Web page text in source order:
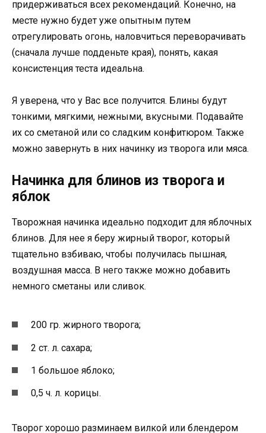
придерживаться всех рекомендаций. Конечно, на
месте нужно будет уже опытным путем
отрегулировать огонь, наловчиться переворачивать
(сначала лучше подденьте края), понять, какая
консистенция теста идеальна.
Я уверена, что у Вас все получится. Блины будут
тонкими, мягкими, нежными, вкусными. Подавайте
их со сметаной или со сладким конфитюром. Также
можно завернуть в них начинку из творога или мяса.
Начинка для блинов из творога и
яблок
Творожная начинка идеально подходит для яблочных
блинов. Для нее я беру жирный творог, который
тщательно взбиваю, чтобы получилась пышная,
воздушная масса. В него также можно добавить
немного сметаны или сливок.
200 гр. жирного творога;
2 ст. л. сахара;
1 большое яблоко;
0,5 ч. л. корицы.
Творог хорошо разминаем вилкой или блендером